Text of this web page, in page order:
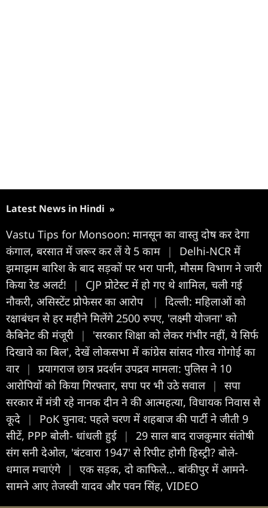
Latest News in Hindi »
Vastu Tips for Monsoon: मानसून का वास्तु दोष कर देगा
कंगाल, बरसात में जरूर कर लें ये 5 काम
|
Delhi-NCR में
झमाझम बारिश के बाद सड़कों पर भरा पानी, मौसम विभाग ने जारी
किया रेड अलर्ट!
|
CJP प्रोटेस्ट में हो गए थे शामिल, चली गई
नौकरी, असिस्टेंट प्रोफेसर का आरोप
|
दिल्ली: महिलाओं को
रक्षाबंधन से हर महीने मिलेंगे 2500 रुपए, 'लक्ष्मी योजना' को
कैबिनेट की मंजूरी
|
'सरकार शिक्षा को लेकर गंभीर नहीं, ये सिर्फ
दिखावे का बिल', देखें लोकसभा में कांग्रेस सांसद गौरव गोगोई का
वार |
प्रयागराज छात्र प्रदर्शन उपद्रव मामला: पुलिस ने 10
आरोपियों को किया गिरफ्तार, सपा पर भी उठे सवाल |
सपा
सरकार में मंत्री रहे नानक दीन ने की आत्महत्या, विधायक निवास से
कूदे
|
PoK चुनाव: पहले चरण में शहबाज की पार्टी ने जीती 9
सीटें, PPP बोली- धांधली हुई
|
29 साल बाद राजकुमार संतोषी
संग सनी देओल, 'बंटवारा 1947' से रिपीट होगी हिस्ट्री? बोले-
धमाल मचाएंगे |
एक सड़क, दो काफिले... बांकीपुर में आमने-
सामने आए तेजस्वी यादव और पवन सिंह, VIDEO